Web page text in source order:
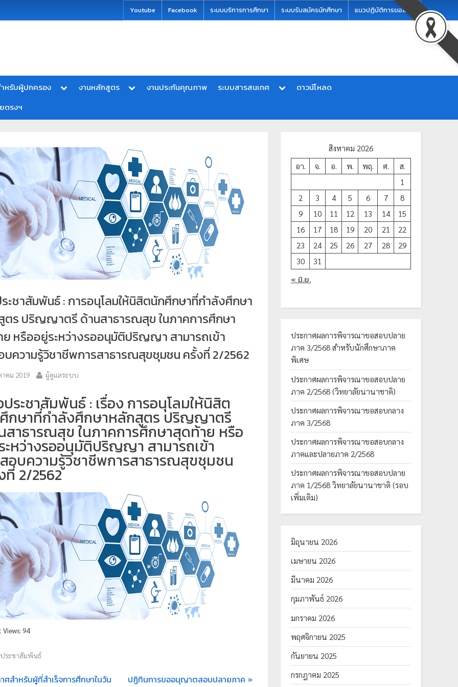
Youtube Facebook ระบบบริการการศึกษา ระบบรับสมัครนักศึกษา แนวปฏิบัติการขอสอบ
หรับผู้ปกครอง งานหลักสูตร งานประกันคุณภาพ ระบบสารสนเทศ
ดาวน์โหลด
ตรงฯ
ะชาสัมพันธ์ : การอนุโลมให้นิสิตนักศึกษาที่กำลังศึกษา
ตร ปริญญาตรี ด้านสาธารณสุข ในภาคการศึกษา
หรืออยู่ระหว่างรออนุมัติปริญญา สามารถเข้า
ความรู้วิชาชีพการสาธารณสุขชุมชน ครั้งที่ 2/2562
คม 2019 ผู้ดูแลระบบ
ประชาสัมพันธ์ : เรื่อง การอนุโลมให้นิสิต
กษาที่กำลังศึกษาหลักสูตร ปริญญาตรี
สาธารณสุข ในภาคการศึกษาสุดท้าย หรือ
ะหว่างรออนุมัติปริญญา สามารถเข้า
อบความรู้วิชาชีพการสาธารณสุขชุมชน
ที่ 2/2562
Views: 94
ระชาสัมพันธ์
ศสำหรับผู้ที่สำเร็จการศึกษาในวัน
ปฏิทินการขออนุญาตสอบปลายภาค
สิงหาคม 2026
อา.
จ. อ. พ. พฤ. ศ.
ส.
1
2
3 4 5 6 7
8
9
10 11 12 13 14
15
16
17 18 19 20 21
22
23
24 25 26 27 28
29
30
31
« มิ.ย.
ประกาศผลการพิจารณาขอสอบปลาย
ภาค 3/2568 สำหรับนักศึกษาภาค
พิเศษ
ประกาศผลการพิจารณาขอสอบปลาย
ภาค 2/2568 (วิทยาลัยนานาชาติ)
ประกาศผลการพิจารณาขอสอบกลาง
ภาค 3/2568
ประกาศผลการพิจารณาขอสอบกลาง
ภาคและปลายภาค 2/2568
ประกาศผลการพิจารณาขอสอบปลาย
ภาค 1/2568 วิทยาลัยนานาชาติ (รอบ
เพิ่มเติม)
มิถุนายน 2026
เมษายน 2026
มีนาคม 2026
กุมภาพันธ์ 2026
มกราคม 2026
พฤศจิกายน 2025
กันยายน 2025
กรกฎาคม 2025
modal-check